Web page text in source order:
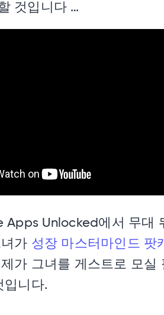
것입니다 …
Apps Unlocked에서 무대
가 성장 마스터마인드 팟
가 그녀를 게스트로 모
입니다.